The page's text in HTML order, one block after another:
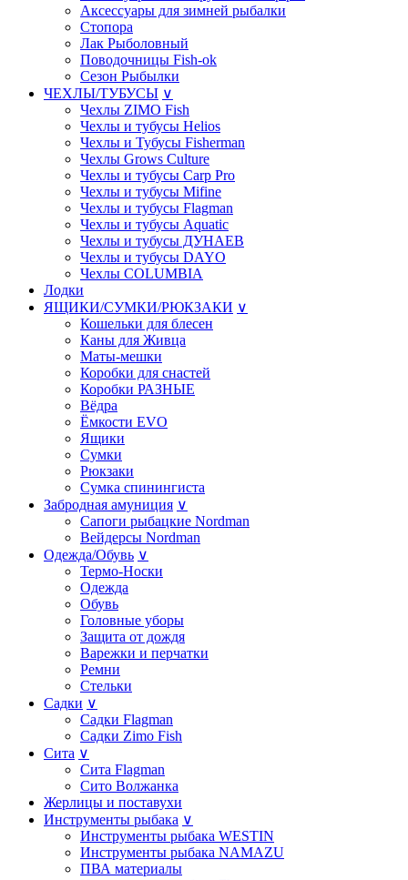
Аксессуары для зимней рыбалки
Стопора
Лак Рыболовный
Поводочницы Fish-ok
Сезон Рыбылки
ЧЕХЛЫ/ТУБУСЫ ∨
Чехлы ZIMO Fish
Чехлы и тубусы Helios
Чехлы и Тубусы Fisherman
Чехлы Grows Culture
Чехлы и тубусы Carp Pro
Чехлы и тубусы Mifine
Чехлы и тубусы Flagman
Чехлы и тубусы Aquatic
Чехлы и тубусы ДУНАЕВ
Чехлы и тубусы DAYO
Чехлы COLUMBIA
Лодки
ЯЩИКИ/СУМКИ/РЮКЗАКИ ∨
Кошельки для блесен
Каны для Живца
Маты-мешки
Коробки для снастей
Коробки РАЗНЫE
Вёдра
Ёмкости EVO
Ящики
Сумки
Рюкзаки
Сумка спинингиста
Забродная амуниция ∨
Сапоги рыбацкие Nordman
Вейдерсы Nordman
Одежда/Обувь ∨
Термо-Носки
Одежда
Обувь
Головные уборы
Защита от дождя
Варежки и перчатки
Ремни
Стельки
Садки ∨
Садки Flagman
Садки Zimo Fish
Сита ∨
Сита Flagman
Сито Волжанка
Жерлицы и поставухи
Инструменты рыбака ∨
Инструменты рыбака WESTIN
Инструменты рыбака NAMAZU
ПВА материалы